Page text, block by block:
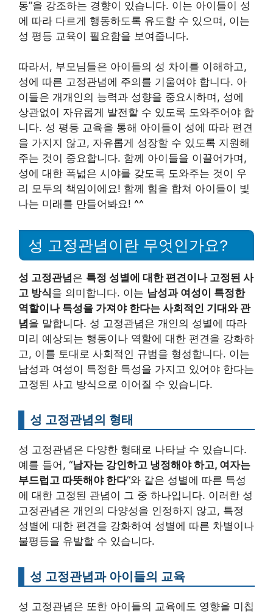
동”을 강조하는 경향이 있습니다. 이는 아이들이 성
에 따라 다르게 행동하도록 유도할 수 있으며, 이는
성 평등 교육이 필요함을 보여줍니다.
따라서, 부모님들은 아이들의 성 차이를 이해하고,
성에 따른 고정관념에 주의를 기울여야 합니다. 아
이들은 개개인의 능력과 성향을 중요시하며, 성에
상관없이 자유롭게 발전할 수 있도록 도와주어야 합
니다. 성 평등 교육을 통해 아이들이 성에 따라 편견
을 가지지 않고, 자유롭게 성장할 수 있도록 지원해
주는 것이 중요합니다. 함께 아이들을 이끌어가며,
성에 대한 폭넓은 시야를 갖도록 도와주는 것이 우
리 모두의 책임이에요! 함께 힘을 합쳐 아이들이 빛
나는 미래를 만들어봐요! ^^
성 고정관념이란 무엇인가요?
성 고정관념은 특정 성별에 대한 편견이나 고정된 사
고 방식을 의미합니다. 이는 남성과 여성이 특정한
역할이나 특성을 가져야 한다는 사회적인 기대와 관
념을 말합니다. 성 고정관념은 개인의 성별에 따라
미리 예상되는 행동이나 역할에 대한 편견을 강화하
고, 이를 토대로 사회적인 규범을 형성합니다. 이는
남성과 여성이 특정한 특성을 가지고 있어야 한다는
고정된 사고 방식으로 이어질 수 있습니다.
성 고정관념의 형태
성 고정관념은 다양한 형태로 나타날 수 있습니다.
예를 들어, “남자는 강인하고 냉정해야 하고, 여자는
부드럽고 따뜻해야 한다“와 같은 성별에 따른 특성
에 대한 고정된 관념이 그 중 하나입니다. 이러한 성
고정관념은 개인의 다양성을 인정하지 않고, 특정
성별에 대한 편견을 강화하여 성별에 따른 차별이나
불평등을 유발할 수 있습니다.
성 고정관념과 아이들의 교육
성 고정관념은 또한 아이들의 교육에도 영향을 미칩